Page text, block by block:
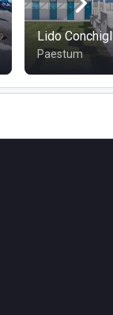
Lido
Paestum